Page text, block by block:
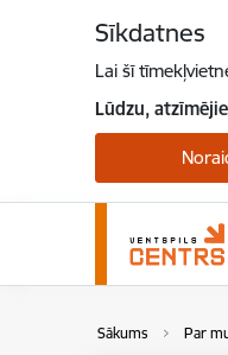
Sīkdatnes
Lai šī
Lūdzu,
Sākums Par